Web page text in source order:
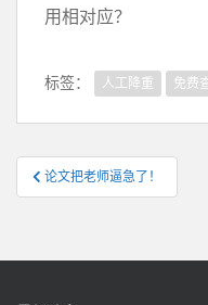
用相对应？
标签： 人工降重 免费
文
章
航
论文把老师逼急了！